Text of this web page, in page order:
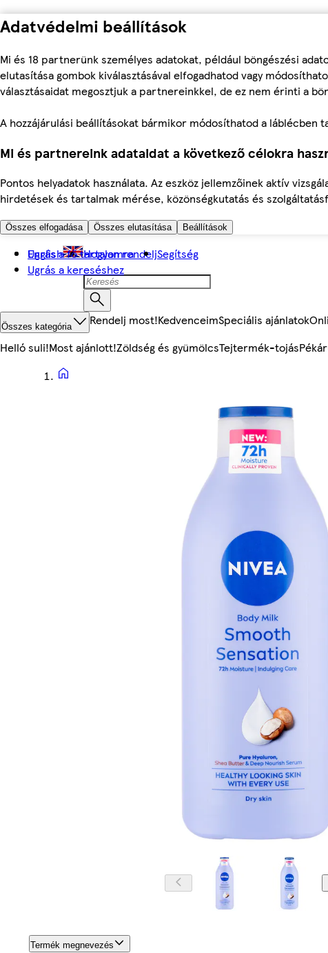
Adatvédelmi beállítások
Mi és 18 partnerünk személyes adatokat, például böngészési
elutasítása gombok kiválasztásával elfogadhatod vagy
választásaidat megosztjuk a partnereinkkel, de ez nem érinti a
A hozzájárulási beállításokat bármikor módosíthatod a láblécben
Mi és partnereink adataidat a következő célokra
Pontos helyadatok használata. Az eszköz jellemzőinek aktív
hirdetések és tartalmak mérése, közönségkutatás és
Összes elfogadása Összes elutasítása Beállítások
Ugrás a fő tartalomra
Ugrás a kereséshez
English Hogyan rendeljSegítség
Összes kategória Rendelj most!KedvenceimSpeciális ajánlatok
Helló suli!Most ajánlott!Zöldség és gyümölcsTejtermék-tojás
Termék megnevezés